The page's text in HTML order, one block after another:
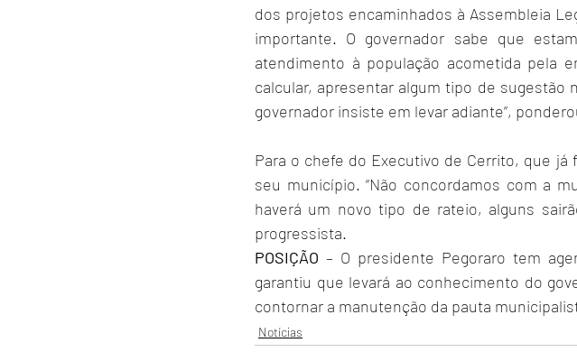
dos projetos encaminhados à Assembleia
importante. O governador sabe que
atendimento à população acometida pela
calcular, apresentar algum tipo de
governador insiste em levar adiante”,
Para o chefe do Executivo de Cerrito, que
seu município. “Não concordamos com a
haverá um novo tipo de rateio, alguns
progressista.
POSIÇÃO – O presidente Pegoraro tem
garantiu que levará ao conhecimento do
contornar a manutenção da pauta
Notícias